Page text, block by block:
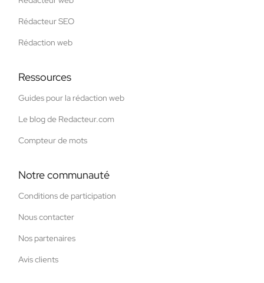
Rédacteur SEO
Rédaction web
Ressources
Guides pour la rédaction web
Le blog de Redacteur.com
Compteur de mots
Notre communauté
Conditions de participation
Nous contacter
Nos partenaires
Avis clients